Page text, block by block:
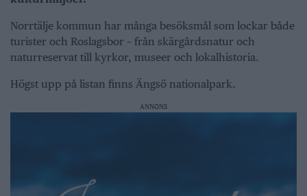
Norrtälje kommun har många besöksmål som lockar både
turister och Roslagsbor – från skärgårdsnatur och
naturreservat till kyrkor, museer och lokalhistoria.
Högst upp på listan finns Ängsö nationalpark.
ANNONS